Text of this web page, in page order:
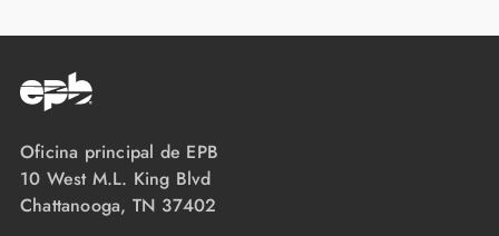
Oficina principal de EPB
10 West M.L. King Blvd
Chattanooga, TN 37402